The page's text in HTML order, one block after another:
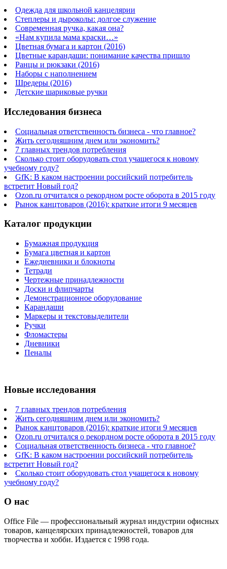
Одежда для школьной канцелярии
Степлеры и дыроколы: долгое служение
Современная ручка, какая она?
«Нам купила мама краски…»
Цветная бумага и картон (2016)
Цветные карандаши: понимание качества пришло
Ранцы и рюкзаки (2016)
Наборы с наполнением
Шредеры (2016)
Детские шариковые ручки
Исследования бизнеса
Социальная ответственность бизнеса - что главное?
Жить сегодняшним днем или экономить?
7 главных трендов потребления
Сколько стоит оборудовать стол учащегося к новому
учебному году?
GfK: В каком настроении российский потребитель
встретит Новый год?
Ozon.ru отчитался о рекордном росте оборота в 2015 году
Рынок канцтоваров (2016): краткие итоги 9 месяцев
Каталог продукции
Бумажная продукция
Бумага цветная и картон
Ежедневники и блокноты
Тетради
Чертежные принадлежности
Доски и флипчарты
Демонстрационное оборудование
Карандаши
Маркеры и текстовыделители
Ручки
Фломастеры
Дневники
Пеналы
Новые исследования
7 главных трендов потребления
Жить сегодняшним днем или экономить?
Рынок канцтоваров (2016): краткие итоги 9 месяцев
Ozon.ru отчитался о рекордном росте оборота в 2015 году
Социальная ответственность бизнеса - что главное?
GfK: В каком настроении российский потребитель
встретит Новый год?
Сколько стоит оборудовать стол учащегося к новому
учебному году?
О нас
Office File — профессиональный журнал индустрии офисных
товаров, канцелярских принадлежностей, товаров для
творчества и хобби. Издается с 1998 года.